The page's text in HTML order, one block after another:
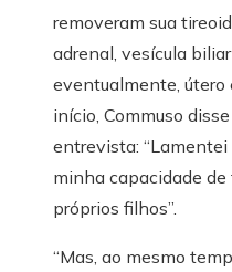
removeram sua
adrenal, vesícula biliar
eventualmente, útero
início, Commuso
entrevista:
minha capacidade de
próprios filhos”.
“Mas, ao mesmo